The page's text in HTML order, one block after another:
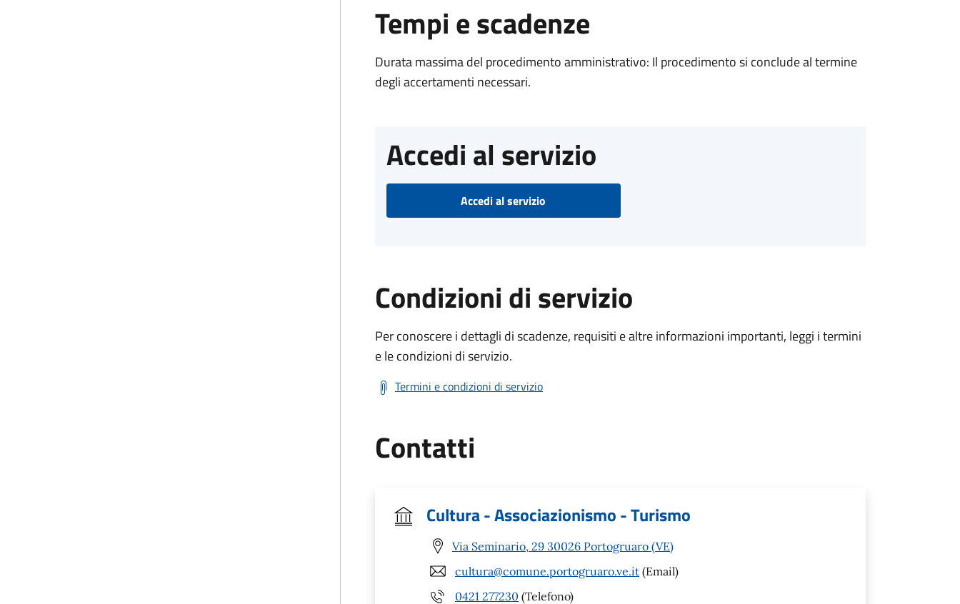
Tempi e scadenze
Durata massima del procedimento amministrativo: Il procedimento si conclude al termine
degli accertamenti necessari.
Accedi al servizio
Accedi al servizio
Condizioni di servizio
Per conoscere i dettagli di scadenze, requisiti e altre informazioni importanti, leggi i termini
e le condizioni di servizio.
Termini e condizioni di servizio
Contatti
Cultura - Associazionismo - Turismo
Via Seminario, 29 30026 Portogruaro (VE)
cultura@comune.portogruaro.ve.it (Email)
0421 277230 (Telefono)